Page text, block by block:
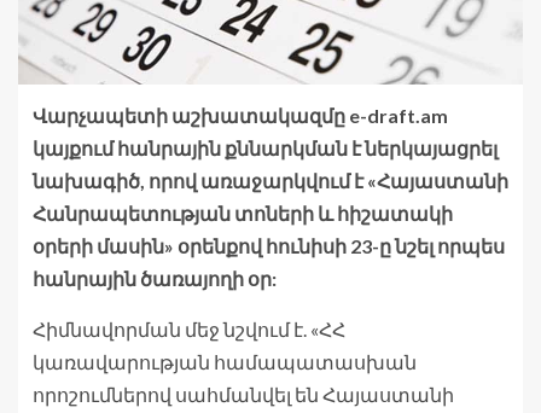
Վարչապետի աշխատակազմը e-draft.am
կայքում հանրային քննարկման է ներկայացրել
նախագիծ, որով առաջարկվում է «Հայաստանի
Հանրապետության տոների և հիշատակի
օրերի մասին» օրենքով հունիսի 23-ը նշել որպես
հանրային ծառայողի օր:
Հիմնավորման մեջ նշվում է. «ՀՀ
կառավարության համապատասխան
որոշումներով սահմանվել են Հայաստանի